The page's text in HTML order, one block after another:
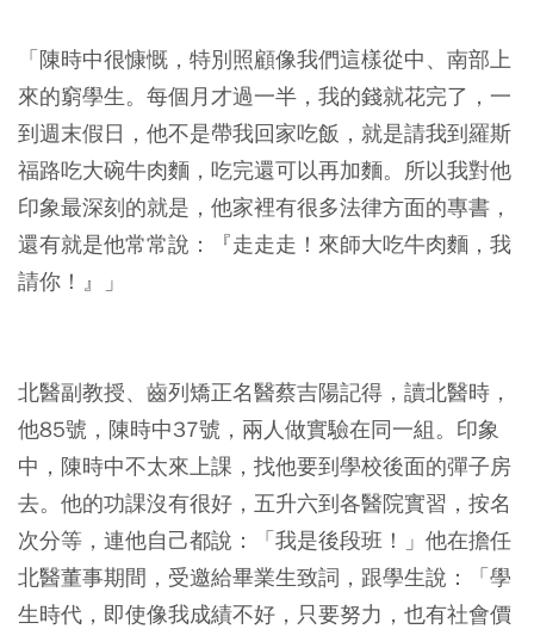
「陳時中很慷慨，特別照顧像我們這樣從中、南部上
來的窮學生。每個月才過一半，我的錢就花完了，一
到週末假日，他不是帶我回家吃飯，就是請我到羅斯
福路吃大碗牛肉麵，吃完還可以再加麵。所以我對他
印象最深刻的就是，他家裡有很多法律方面的專書，
還有就是他常常說：『走走走！來師大吃牛肉麵，我
請你！』」
北醫副教授、齒列矯正名醫蔡吉陽記得，讀北醫時，
他85號，陳時中37號，兩人做實驗在同一組。 印象
中，陳時中不太來上課，找他要到學校後面的彈子房
去。他的功課沒有很好，五升六到各醫院實習，按名
次分等，連他自己都說：「我是後段班！」 他在擔任
北醫董事期間，受邀給畢業生致詞，跟學生說：
「學
生時代，即使像我成績不好，只要努力，也有社會價